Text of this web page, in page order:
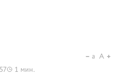
1 мин.
a A